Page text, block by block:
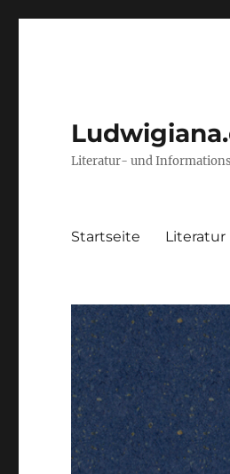
Literatur- und
Startseite Literatur